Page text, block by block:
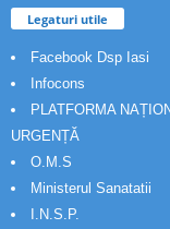
Legaturi utile
Facebook Dsp Iasi
Infocons
PLATFORMA
URGENȚĂ
O.M.S
Ministerul Sanatatii
I.N.S.P.